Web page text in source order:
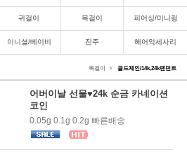
귀걸이 목걸이 피어싱/미니링
이니셜/베이비 진주 헤어악세사리
목걸이 골드체인/14k,24k팬던트
어버이날 선물♥24k 순금 카네이션
코인
0.05g 0.1g 0.2g 빠른배송